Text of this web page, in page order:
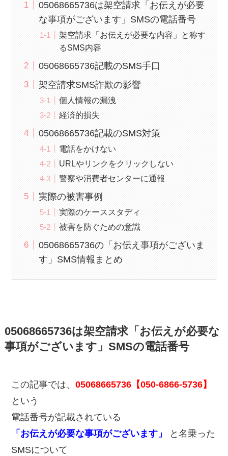
05068665736は架空請求「お伝えが必要
な事項がございます」SMSの電話番号
架空請求「お伝えが必要な内容」と称す
るSMS内容
05068665736記載のSMS手口
架空請求SMS詐欺の影響
個人情報の漏洩
経済的損失
05068665736記載のSMS対策
電話をかけない
URLやリンクをクリックしない
警察や消費者センターに通報
実際の被害事例
実際のケーススタディ
被害を防ぐための意識
05068665736の「お伝え事項がございま
す」SMS情報まとめ
05068665736は架空請求「お伝えが必要な
事項がございます」SMSの電話番号
この記事では、05068665736【050-6866-5736】
という
電話番号が記載されている
「お伝えが必要な事項がございます」
と名乗った
SMSについて